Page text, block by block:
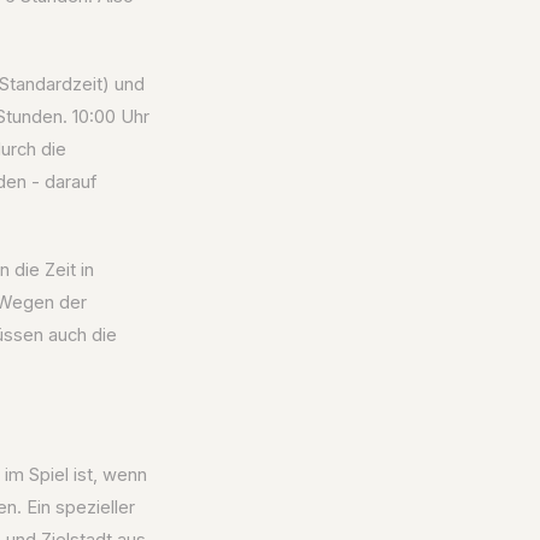
und
10:00 Uhr
die
- darauf
die Zeit in
der
auch die
Spiel ist, wenn
Ein spezieller